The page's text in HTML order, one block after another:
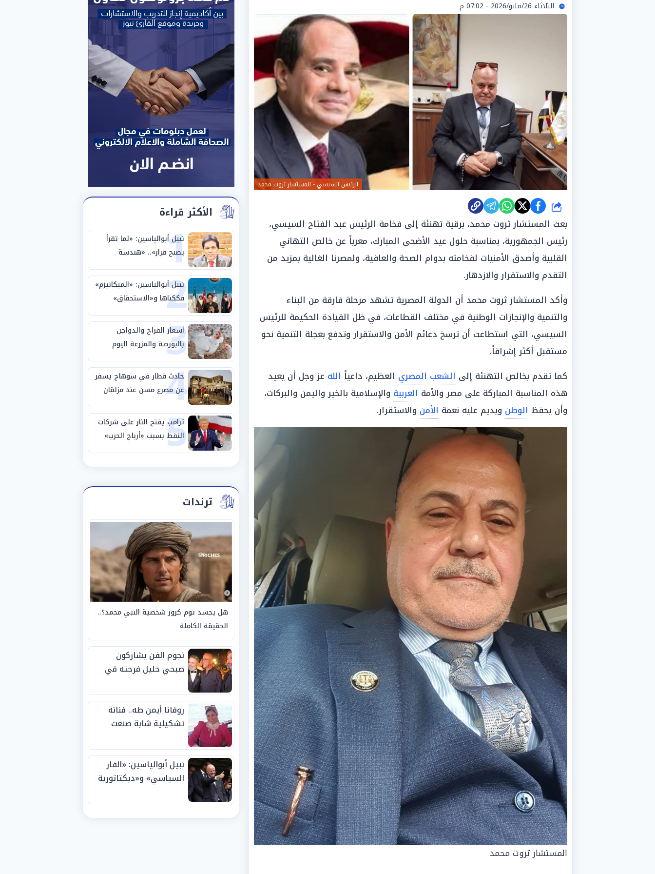
الثلاثاء 26/مايو/2026 - 07:02 م
الرئيس السيسي - المستشار ثروت محمد
شارك
بعث المستشار ثروت محمد، برقية تهنئة إلى فخامة الرئيس عبد الفتاح السيسي،
رئيس الجمهورية، بمناسبة حلول عيد الأضحى المبارك، معرباً عن خالص التهاني
القلبية وأصدق الأمنيات لفخامته بدوام الصحة والعافية، ولمصرنا الغالية بمزيد من
التقدم والاستقرار والازدهار.
وأكد المستشار ثروت محمد أن الدولة المصرية تشهد مرحلة فارقة من البناء
والتنمية والإنجازات الوطنية في مختلف القطاعات، في ظل القيادة الحكيمة للرئيس
السيسي، التي استطاعت أن ترسخ دعائم الأمن والاستقرار وتدفع بعجلة التنمية نحو
مستقبل أكثر إشراقاً.
كما تقدم بخالص التهنئة إلى الشعب المصري العظيم، داعياً الله عز وجل أن يعيد
هذه المناسبة المباركة على مصر والأمة العربية والإسلامية بالخير واليمن والبركات،
وأن يحفظ الوطن ويديم عليه نعمة الأمن والاستقرار.
المستشار ثروت محمد
الأكثر قراءة
1
نبيل أبوالياسين: «لما تقرأ
يصبح قرار».. «هندسة
الاستثمار السيادي» بين «ربط
الجيب بالوطن» و«سيادة
الكلمة»
2
نبيل أبوالياسين: «الميكانيزم»
فككناها و«الاستحقاق»
حتمية.. «تفعيل الإرادة»
مهمة الجامعة العربية
3
أسعار الفراخ والدواجن
بالبورصة والمزرعة اليوم
الثلاثاء 4-8-2026
4
حادث قطار في سوهاج يسفر
عن مصرع مسن عند مزلقان
المراغة
5
ترامب يفتح النار على شركات
النفط بسبب «أرباح الحرب»
ترندات
هل يجسد توم كروز شخصية النبي محمد؟..
الحقيقة الكاملة
نجوم الفن يشاركون
صبحي خليل فرحته في
روفانا أيمن طه.. فنانة
تشكيلية شابة صنعت
الجوائز منذ الصغر
نبيل أبوالياسين: «الفار
السياسي» و«ديكتاتورية
الفيفا».. وإقالة